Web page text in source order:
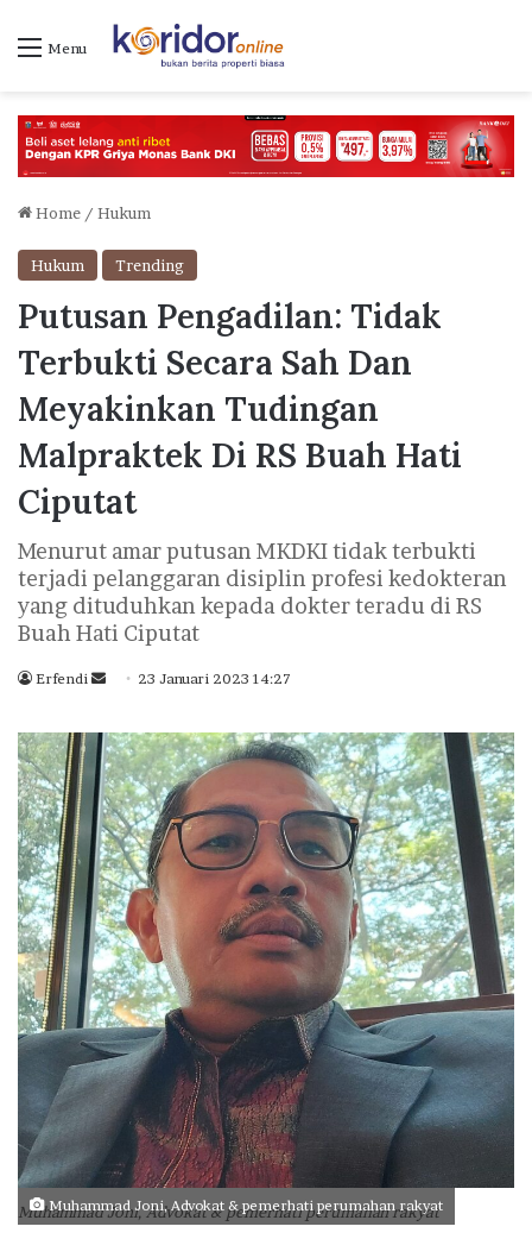
Menu
Home / Hukum
Hukum Trending
Putusan Pengadilan: Tidak
Terbukti Secara Sah Dan
Meyakinkan Tudingan
Malpraktek Di RS Buah Hati
Ciputat
Menurut amar putusan MKDKI tidak terbukti
terjadi pelanggaran disiplin profesi kedokteran
yang dituduhkan kepada dokter teradu di RS
Buah Hati Ciputat
Erfendi
n
d
a
n
e
m
a
i
l
23 Januari 2023 14:27
Muhammad Joni, Advokat & pemerhati perumahan rakyat
Muhammad Joni, Advokat & pemerhati perumahan rakyat